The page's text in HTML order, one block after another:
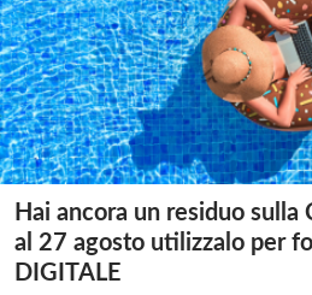
Hai ancora un residuo sulla
al 27 agosto utilizzalo per
DIGITALE